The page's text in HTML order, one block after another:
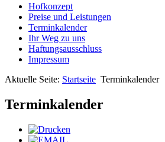
Hofkonzept
Preise und Leistungen
Terminkalender
Ihr Weg zu uns
Haftungsausschluss
Impressum
Aktuelle Seite: Startseite Terminkalender
Terminkalender